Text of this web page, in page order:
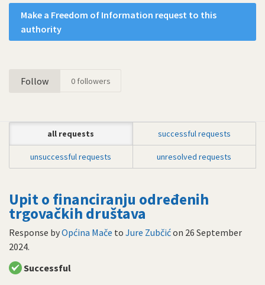
Make a Freedom of Information request to this
authority
Follow 0followers
all requests successful requests
unsuccessful requests unresolved requests
Upit o financiranju određenih
trgovačkih društava
Response byOpćina Mače to Jure Zubčićon 26 September
2024.
Successful